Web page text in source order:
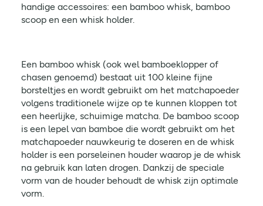
handige accessoires: een bamboo whisk, bamboo
scoop en een whisk holder.
Een bamboo whisk (ook wel bamboeklopper of
chasen genoemd) bestaat uit 100 kleine fijne
borsteltjes en wordt gebruikt om het matchapoeder
volgens traditionele wijze op te kunnen kloppen tot
een heerlijke, schuimige matcha. De bamboo scoop
is een lepel van bamboe die wordt gebruikt om het
matchapoeder nauwkeurig te doseren en de whisk
holder is een porseleinen houder waarop je de whisk
na gebruik kan laten drogen. Dankzij de speciale
vorm van de houder behoudt de whisk zijn optimale
vorm.